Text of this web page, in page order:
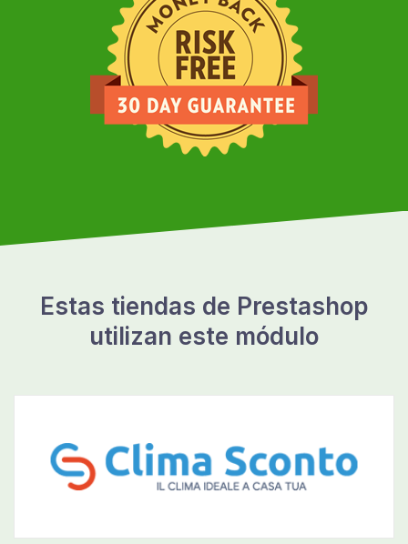
Estas tiendas de Prestashop
utilizan este módulo